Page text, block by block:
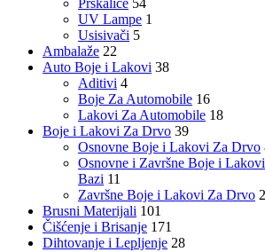
UV Lampe 1
Usisivači 5
Ambalaže 22
Auto Boje i Lakovi 38
Aditivi 4
Boje Za Automobile 16
Lakovi Za Automobile 18
Boje i Lakovi Za Drvo 39
Osnovne Boje i Lakovi Za Drvo
Osnovne i Završne Boje i
Bazi 11
Završne Boje i Lakovi Za Drvo
Brusni Materijali 101
Čišćenje i Brisanje 171
Dihtovanje i Lepljenje 28